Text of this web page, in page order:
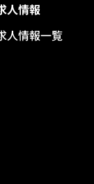
人情報
人情報一覧